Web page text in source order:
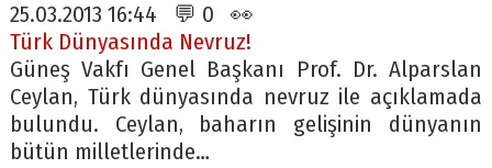
25.03.2013 16:44 💬 0 👀
Türk Dünyasında Nevruz!
Güneş Vakfı Genel Başkanı Prof. Dr. Alparslan
Ceylan, Türk dünyasında nevruz ile açıklamada
bulundu. Ceylan, baharın gelişinin dünyanın
bütün milletlerinde…